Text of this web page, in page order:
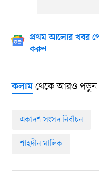
প্রথম আলোর খবর
করুন
কলামথেকে আরও পড়ুন
একাদশ সংসদ নির্বাচন
শাহদীন মালিক